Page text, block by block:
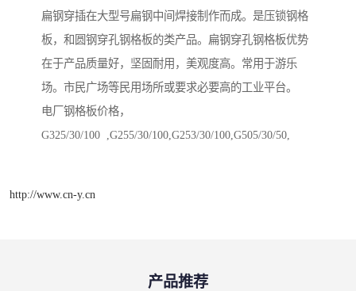
扁钢穿插在大型号扁钢中间焊接制作而成。是压锁钢格
板，和圆钢穿孔钢格板的类产品。扁钢穿孔钢格板优势
在于产品质量好，坚固耐用，美观度高。常用于游乐
场。市民广场等民用场所或要求必要高的工业平台。
电厂钢格板价格，
G325/30/100 ,G255/30/100,G253/30/100,G505/30/50,
http://www.cn-y.cn
产品推荐